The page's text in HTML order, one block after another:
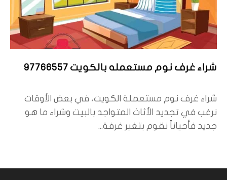
شراء غرف نوم مستعمله بالكويت 97766557
شراء غرف نوم مستعملة الكويت، في بعض الأوقات
نرغب في تجديد الأثاث المتواجد بالبيت وشراء ما هو
جديد فأحياناً نقوم بتغير غرفة...